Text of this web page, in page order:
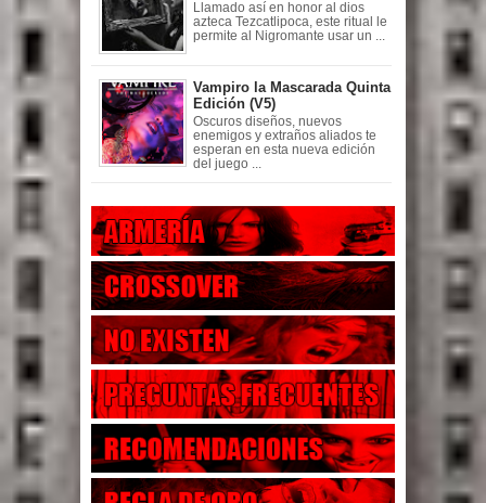
Llamado así en honor al dios
azteca Tezcatlipoca, este ritual le
permite al Nigromante usar un ...
Vampiro la Mascarada Quinta
Edición (V5)
Oscuros diseños, nuevos
enemigos y extraños aliados te
esperan en esta nueva edición
del juego ...